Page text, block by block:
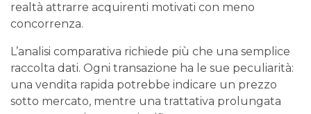
realtà attrarre acquirenti motivati con meno
concorrenza.
L’analisi comparativa richiede più che una semplice
raccolta dati. Ogni transazione ha le sue peculiarità:
una vendita rapida potrebbe indicare un prezzo
sotto mercato, mentre una trattativa prolungata